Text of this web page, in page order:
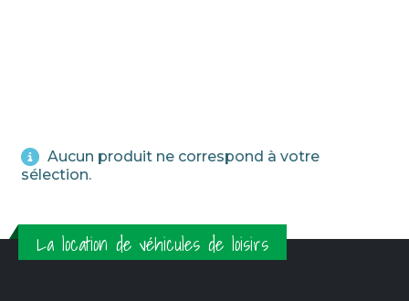
Aucun produit ne correspond à votre
sélection.
La location de véhicules de loisirs